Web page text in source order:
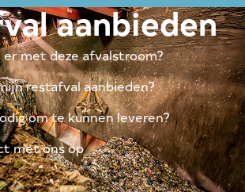
aanbieden
met deze afvalstroom?
restafval aanbieden?
om te kunnen leveren?
met ons op